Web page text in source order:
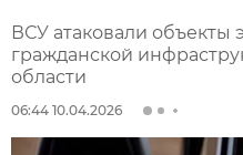
ВСУ атаковали объекты
гражданской
области
06:44 10.04.2026